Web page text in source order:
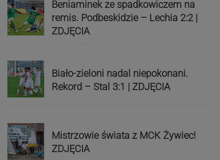
Beniaminek ze spadkowiczem na
remis. Podbeskidzie – Lechia 2:2 |
ZDJĘCIA
Biało-zieloni nadal niepokonani.
Rekord – Stal 3:1 | ZDJĘCIA
Mistrzowie świata z MCK Żywiec!
ZDJĘCIA